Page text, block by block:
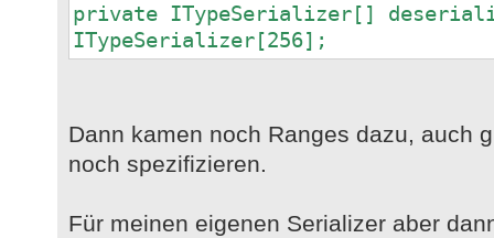
@Override
public void
throws Exception {
}
private ITypeSerializer[]
ITypeSerializer[256];
Dann kamen noch Ranges dazu, auch
noch spezifizieren.
Für meinen eigenen Serializer aber